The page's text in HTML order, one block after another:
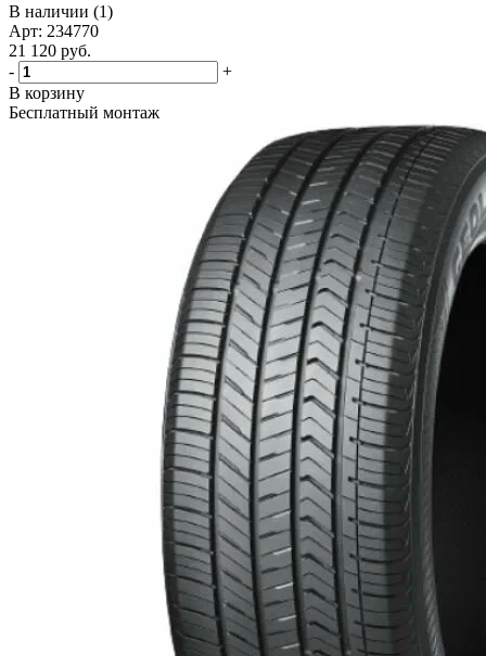
В наличии (1)
Арт: 234770
21 120 руб.
-
+
В корзину
Бесплатный монтаж